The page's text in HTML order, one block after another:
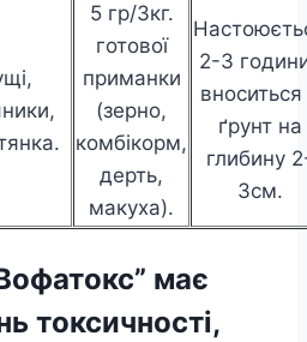
5 гр/3кг.
готової
приманки
(зерно,
комбікорм,
дерть,
макуха).
2-3
вноситься
ґрунт на
глибину
3см.
має
токсичності,